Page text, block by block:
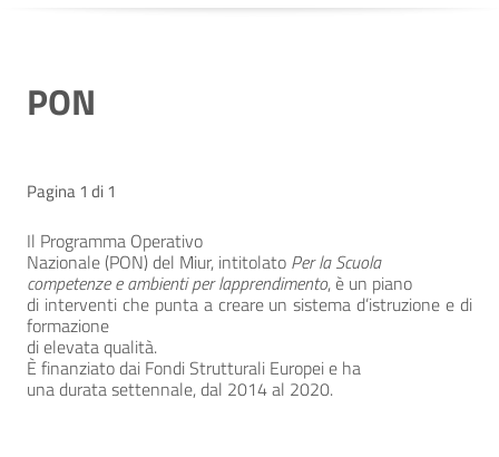
PON
Pagina 1 di 1
Il Programma Operativo
Nazionale (PON) del Miur, intitolato  Per la Scuola 
competenze e ambienti per lapprendimento, è un piano
di interventiche punta a creare un sistema d’istruzione e di
formazione
di elevata qualità.
È finanziato dai Fondi Strutturali Europei e ha
unadurata settennale, dal 2014 al 2020.